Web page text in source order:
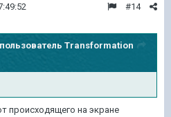
#14
Transformation
происходящего на экране